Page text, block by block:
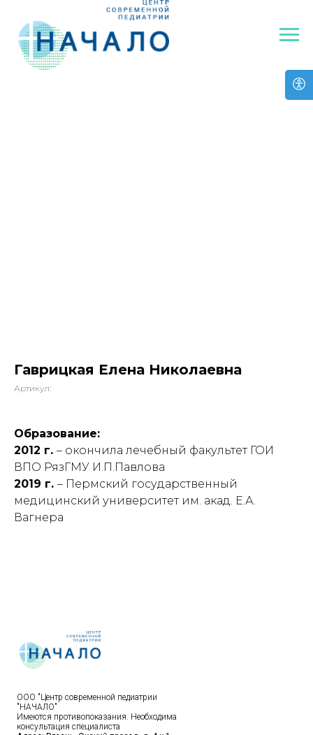
Гаврицкая Елена Николаевна
Артикул:
Образование:
2012 г. – окончила лечебный факультет ГОИ
ВПО РязГМУ И.П.Павлова
2019 г. – Пермский государственный
медицинский университет им. акад. Е.А.
Вагнера
ООО "Центр современной педиатрии
"НАЧАЛО"
Имеются противопоказания. Необходима
консультация специалиста